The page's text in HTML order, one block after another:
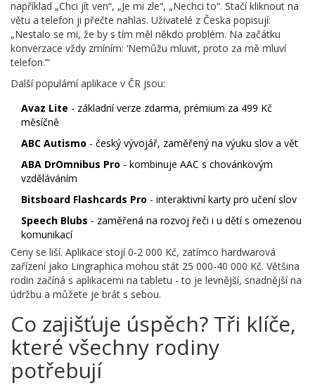
například „Chci jít ven“, „Je mi zle“, „Nechci to“. Stačí kliknout na
větu a telefon ji přečte nahlas. Uživatelé z Česka popisují:
„Nestalo se mi, že by s tím měl někdo problém. Na začátku
konverzace vždy zmíním: ‘Nemůžu mluvit, proto za mě mluví
telefon.’“
Další populární aplikace v ČR jsou:
Avaz Lite - základní verze zdarma, prémium za 499 Kč
měsíčně
ABC Autismo - český vývojář, zaměřený na výuku slov a vět
ABA DrOmnibus Pro - kombinuje AAC s chovánkovým
vzděláváním
Bitsboard Flashcards Pro - interaktivní karty pro učení slov
Speech Blubs - zaměřená na rozvoj řeči i u dětí s omezenou
komunikací
Ceny se liší. Aplikace stojí 0-2 000 Kč, zatímco hardwarová
zařízení jako Lingraphica mohou stát 25 000-40 000 Kč. Většina
rodin začíná s aplikacemi na tabletu - to je levnější, snadnější na
údržbu a můžete je brát s sebou.
Co zajišťuje úspěch? Tři klíče,
které všechny rodiny
potřebují